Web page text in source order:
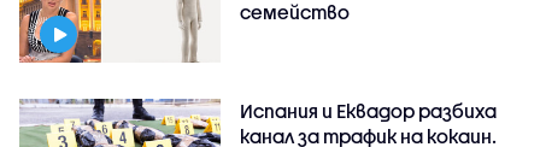
семейство
Испания и Еквадор разбиха
канал за трафик на кокаин.